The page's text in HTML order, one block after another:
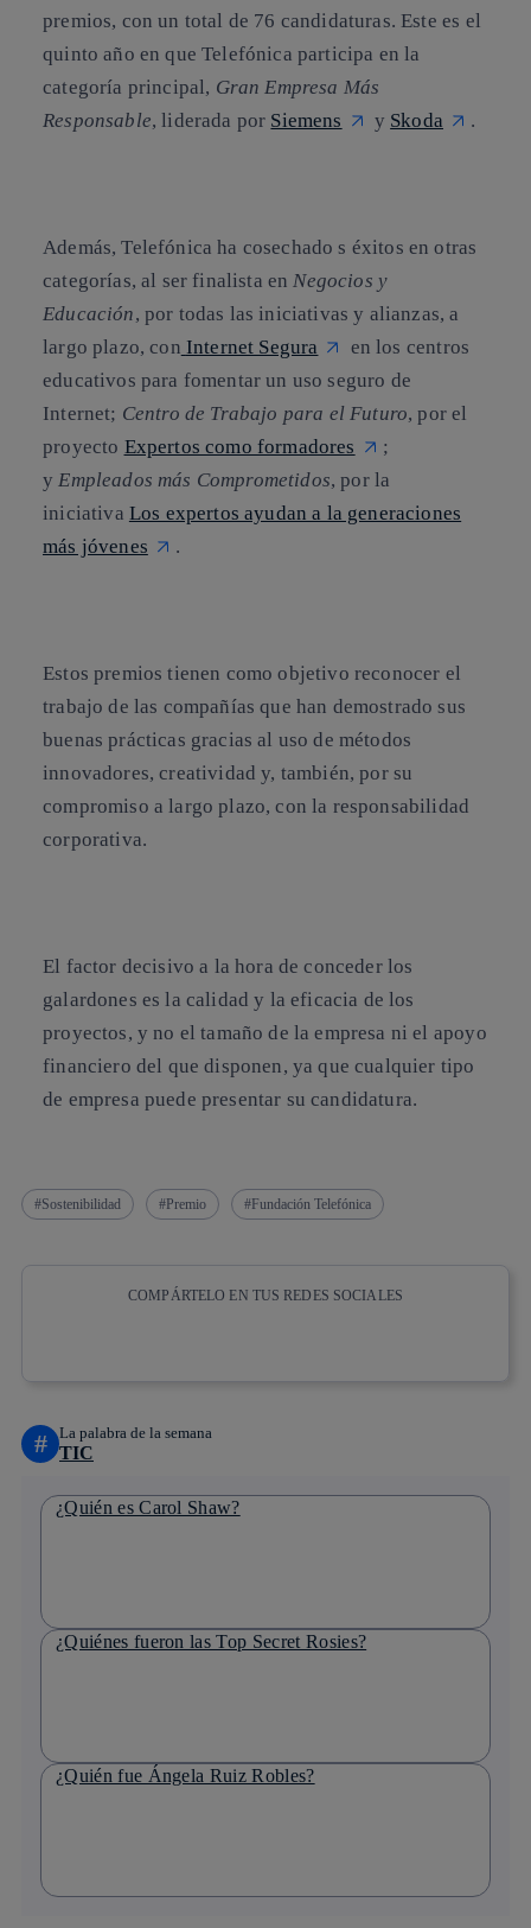
premios, con un total de 76 candidaturas. Este es el
quinto año en que Telefónica participa en la
categoría principal, Gran Empresa Más
Responsable, liderada por Siemens y Skoda .
Además,Telefónica ha cosechado s éxitos en otras
categorías, al ser finalista en Negocios y
Educación, por todas las iniciativas y alianzas, a
largo plazo, con Internet Segura
en los centros
educativos para fomentar un uso seguro de
Internet; Centro de Trabajo para el Futuro, por el
proyecto Expertos como formadores
;
y Empleados más Comprometidos, por la
iniciativa Los expertos ayudan a la generaciones
más jóvenes
.
Estos premios tienen como objetivo reconocer el
trabajo de las compañías que han demostrado sus
buenas prácticas gracias al uso de métodos
innovadores, creatividad y, también, por su
compromiso a largo plazo, con la responsabilidad
corporativa.
El factor decisivo a la hora de conceder los
galardones es la calidad y la eficacia de los
proyectos, y no el tamaño de la empresa ni el apoyo
financiero del que disponen, ya que cualquier tipo
de empresa puede presentar su candidatura.
Sostenibilidad Premio Fundación Telefónica
COMPÁRTELO EN TUS REDES SOCIALES
# La palabra de la semana
TIC
¿Quién es Carol Shaw?
¿Quiénes fueron las Top Secret Rosies?
¿Quién fue Ángela Ruiz Robles?